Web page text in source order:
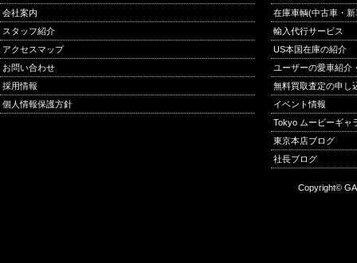
会社案内
スタッフ紹介
アクセスマップ
お問い合わせ
採用情報
個人情報保護方針
在庫車輌(中古車・
輸入代行サービス
US本国在庫の紹介
ユーザーの愛車紹介
無料買取査定の申し
イベント情報
Tokyo ムービーギャ
東京本店ブログ
社長ブログ
Copyright©